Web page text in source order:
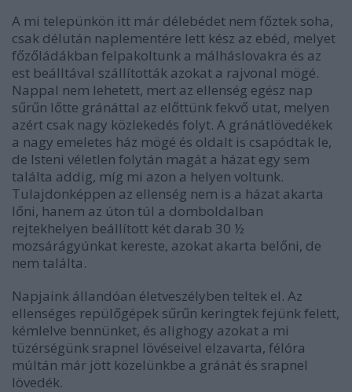
A mi telepünkön itt már délebédet nem főztek soha,
csak délután naplementére lett kész az ebéd, melyet
főzőládákban felpakoltunk a málháslovakra és az
est beálltával szállították azokat a rajvonal mögé.
Nappal nem lehetett, mert az ellenség egész nap
sűrűn lőtte gránáttal az előttünk fekvő utat, melyen
azért csak nagy közlekedés folyt. A gránátlövedékek
a nagy emeletes ház mögé és oldalt is csapódtak le,
de Isteni véletlen folytán magát a házat egy sem
találta addig, míg mi azon a helyen voltunk.
Tulajdonképpen az ellenség nem is a házat akarta
lőni, hanem az úton túl a domboldalban
rejtekhelyen beállított két darab 30 ½
mozsárágyúnkat kereste, azokat akarta belőni, de
nem találta.
Napjaink állandóan életveszélyben teltek el. Az
ellenséges repülőgépek sűrűn keringtek fejünk felett,
kémlelve bennünket, és alighogy azokat a mi
tüzérségünk srapnel lövéseivel elzavarta, félóra
múltán már jött közelünkbe a gránát és srapnel
lövedék.